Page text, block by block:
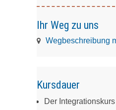
Ihr Weg zu uns
Wegbeschreibung
Kursdauer
Der